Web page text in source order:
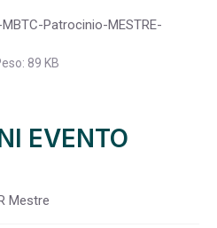
Patrocinio-MESTRE-
89 KB
EVENTO
Mestre